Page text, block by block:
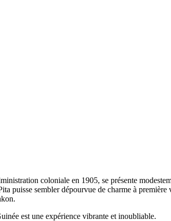
coloniale en 1905, se présente
puisse sembler dépourvue de charme à
est une expérience vibrante et inoubliable.